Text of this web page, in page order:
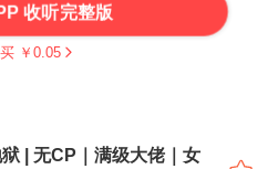
收听完整版
￥0.05
| 无CP｜满级大佬｜女